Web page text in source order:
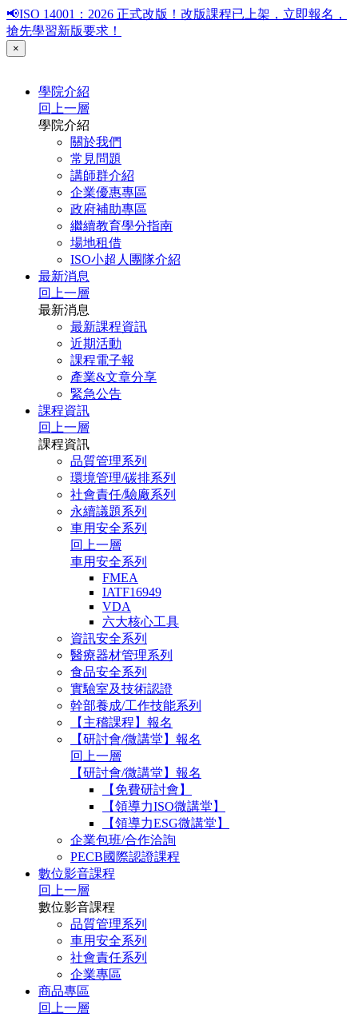
📢ISO 14001：2026 正式改版！改版課程已上架，立即報名，
搶先學習新版要求！
×
學院介紹
回上一層
學院介紹
關於我們
常見問題
講師群介紹
企業優惠專區
政府補助專區
繼續教育學分指南
場地租借
ISO小超人團隊介紹
最新消息
回上一層
最新消息
最新課程資訊
近期活動
課程電子報
產業&文章分享
緊急公告
課程資訊
回上一層
課程資訊
品質管理系列
環境管理/碳排系列
社會責任/驗廠系列
永續議題系列
車用安全系列
回上一層
車用安全系列
FMEA
IATF16949
VDA
六大核心工具
資訊安全系列
醫療器材管理系列
食品安全系列
實驗室及技術認證
幹部養成/工作技能系列
【主稽課程】報名
【研討會/微講堂】報名
回上一層
【研討會/微講堂】報名
【免費研討會】
【領導力ISO微講堂】
【領導力ESG微講堂】
企業包班/合作洽詢
PECB國際認證課程
數位影音課程
回上一層
數位影音課程
品質管理系列
車用安全系列
社會責任系列
企業專區
商品專區
回上一層